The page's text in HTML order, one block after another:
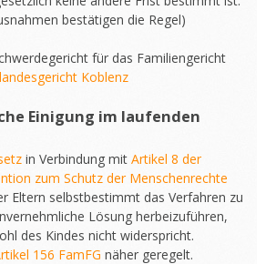
bestätigen die Regel)
für das Familiengericht
Koblenz
Einigung im laufenden
in Verbindung mit Artikel 8 der
zum Schutz der Menschenrechte
Eltern selbstbestimmt das Verfahren zu
Lösung herbeizuführen,
des Kindes nicht widerspricht.
156 FamFG näher geregelt.